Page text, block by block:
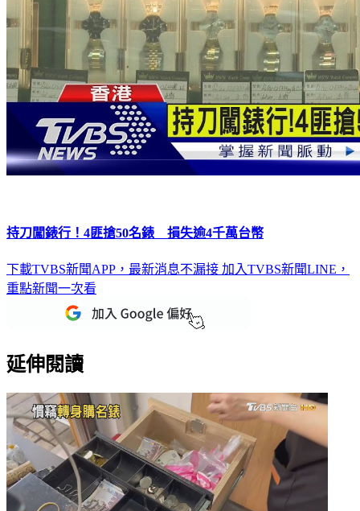
持刀闖錶行！4匪搶50名錶 損失逾4千萬台幣
下載TVBS新聞APP，最新消息不漏接 加入TVBS新聞LINE，
重點新聞一次看
延伸閱讀